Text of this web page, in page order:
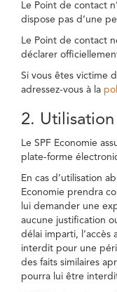
Le Point de contact
dispose pas d’une
Le Point de contact
déclarer
Si vous êtes victime
adressez-vous à la
2.
Le SPF Economie
plate-forme
En cas d’utilisation
Economie prendra
lui demander une
aucune justification
délai imparti,
interdit pour une
des faits similaires
pourra lui être